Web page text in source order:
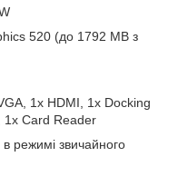
520 (до 1792 MB з
1x HDMI, 1x Docking
1x Card Reader
режимі звичайного